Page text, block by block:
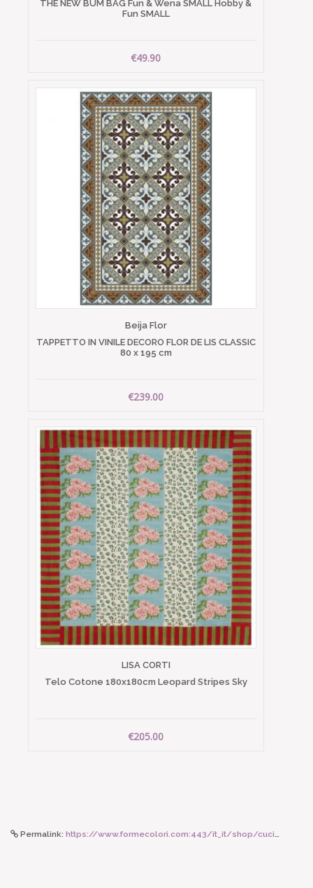
THE NEW BUM BAG Fun & Wena SMALL Hobby &
Fun SMALL
€49.90
Beija Flor
TAPPETTO IN VINILE DECORO FLOR DE LIS CLASSIC
80 x 195 cm
€239.00
LISA CORTI
Telo Cotone 180x180cm Leopard Stripes Sky
€205.00
Permalink: https://www.formecolori.com:443/it_it/shop/cucina/tovaglie/les_jacquard_francais_bastide_tovaglietta_antimacchia_bastide_cotone_52x38/6332